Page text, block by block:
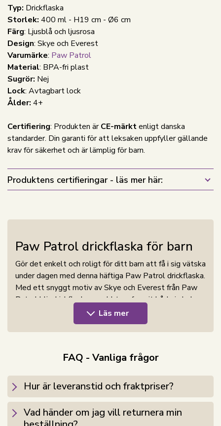
Typ: Drickflaska
Storlek: 400 ml - H19 cm - Ø6 cm
Färg: Ljusblå och ljusrosa
Design: Skye och Everest
Varumärke: Paw Patrol
Material: BPA-fri plast
Sugrör: Nej
Lock: Avtagbart lock
Ålder: 4+
Certifiering: Produkten ärCE-märktenligt danska
standarder. Din garanti för att leksaken uppfyller gällande
krav för säkerhet och är lämplig för barn.
Produktens certifieringar - läs mer här:
Paw Patrol drickflaska för barn
Gör det enkelt och roligt för ditt barn att få i sig vätska
under dagen med denna häftiga Paw Patrol drickflaska.
Med ett snyggt motiv av Skye och Everest från Paw
Patrol blir drickflaskan snabbt en favorit både i skolan,
vid sport och på utflykter.
Drickflaskan är designad med fokus på funktionalitet
gör det lätt för barn att dricka utan att spilla, och den
bruk. Med en kapacitet på 400 ml är den perfekt för
att täcka barnets vätskebehov under dagen.
Drickflaskan är tillverkad i BPA-fri plast och är därför
ett säkert val eftersom den är fri från skadliga
Läs mer
FAQ - Vanliga frågor
Hur är leveranstid och fraktpriser?
Vad händer om jag vill returnera min